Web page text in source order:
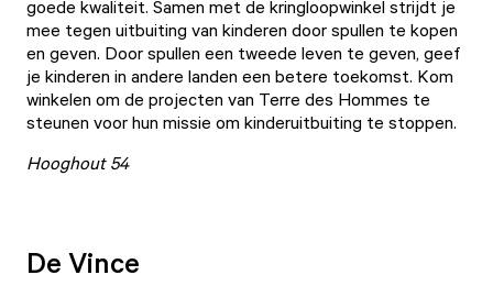
goede kwaliteit. Samen met de kringloopwinkel strijdt je
mee tegen uitbuiting van kinderen door spullen te kopen
en geven. Door spullen een tweede leven te geven, geef
je kinderen in andere landen een betere toekomst. Kom
winkelen om de projecten van Terre des Hommes te
steunen voor hun missie om kinderuitbuiting te stoppen.
Hooghout 54
De Vince